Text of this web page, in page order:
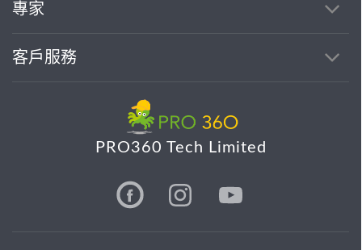
專家
客戶服務
PRO360 Tech Limited